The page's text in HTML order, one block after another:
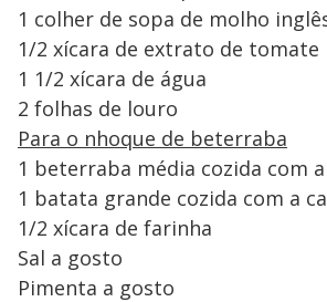
1 colher de sopa de molho
1/2 xícara de extrato de tomate
1 1/2 xícara de água
2 folhas de louro
Para o nhoque de beterraba
1 beterraba média cozida com a
1 batata grande cozida com a
1/2 xícara de farinha
Sal a gosto
Pimenta a gosto